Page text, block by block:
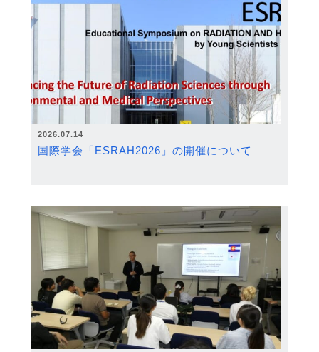
2026.07.14
国際学会「ESRAH2026」の開催について